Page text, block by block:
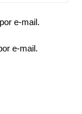
e-mail.
e-mail.